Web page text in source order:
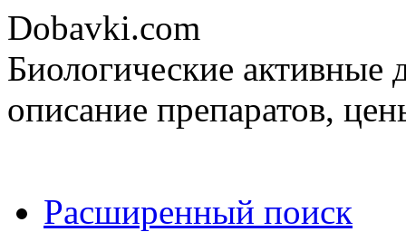
Dobavki.com
Биологические активные
описание препаратов,
Расширенный поиск